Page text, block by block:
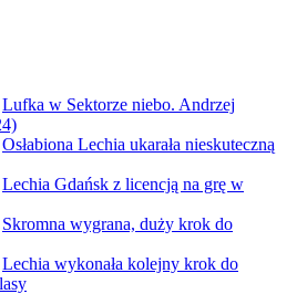
Lufka w Sektorze niebo. Andrzej
Osłabiona Lechia ukarała nieskuteczną
Lechia Gdańsk z licencją na grę w
Skromna wygrana, duży krok do
Lechia wykonała kolejny krok do